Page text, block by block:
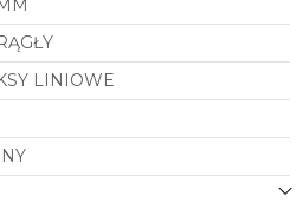
w ten wyjątkowy
Hilfiger
klasycznemu stylowi,
prezencji, ten
wygląd i niezawodne
pewny siebie i dodaj
codziennego życia.
LINIOWE